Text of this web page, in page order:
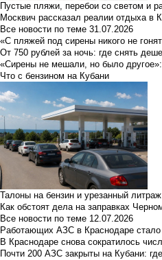
Пустые пляжи, перебои со светом и
Москвич рассказал реалии отдыха в
Все новости по теме 31.07.2026
«С пляжей под сирены никого не
От 750 рублей за ночь: где снять
«Сирены не мешали, но было
Что с бензином на Кубани
Талоны на бензин и урезанный
Как обстоят дела на заправках
Все новости по теме 12.07.2026
Работающих АЗС в Краснодаре
В Краснодаре снова сократилось
Почти 200 АЗС закрыты на Кубани: